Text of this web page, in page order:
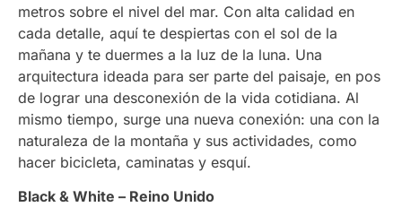
metros sobre el nivel del mar. Con alta calidad en
cada detalle, aquí te despiertas con el sol de la
mañana y te duermes a la luz de la luna. Una
arquitectura ideada para ser parte del paisaje, en pos
de lograr una desconexión de la vida cotidiana. Al
mismo tiempo, surge una nueva conexión: una con la
naturaleza de la montaña y sus actividades, como
hacer bicicleta, caminatas y esquí.
Black & White – Reino Unido